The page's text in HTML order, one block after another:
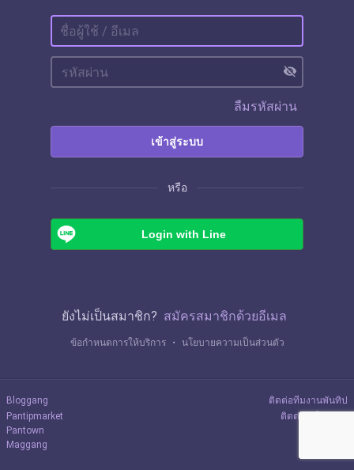
visibility_off
ลืมรหัสผ่าน
เข้าสู่ระบบ
หรือ
Login with Line
ยังไม่เป็นสมาชิก? สมัครสมาชิกด้วยอีเมล
ข้อกำหนดการให้บริการ ・ นโยบายความเป็นส่วนตัว
Bloggang
Pantipmarket
Pantown
Maggang
ติดต่อทีมงานพันทิป
ติดต่อลงโฆษณา